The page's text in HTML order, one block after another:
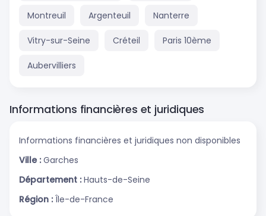
Montreuil Argenteuil Nanterre
Vitry-sur-Seine Créteil Paris 10ème
Aubervilliers
Informations financières et juridiques
Informations financières et juridiques non disponibles
Ville : Garches
Département : Hauts-de-Seine
Région : Île-de-France